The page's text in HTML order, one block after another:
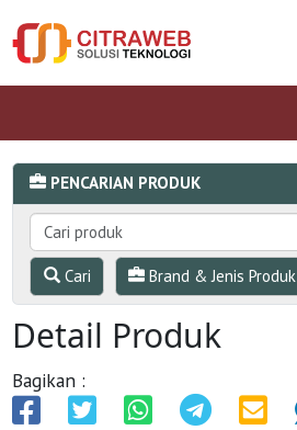
PENCARIAN PRODUK
Cari Brand & Jenis Produk
Detail Produk
Bagikan :